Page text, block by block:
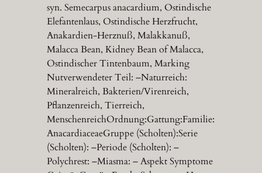
syn. Semecarpus anacardium, Ostindische
Elefantenlaus, Ostindische Herzfrucht,
Anakardien-Herznuß, Malakkanuß,
Malacca Bean, Kidney Bean of Malacca,
Ostindischer Tintenbaum, Marking
Nutverwendeter Teil: –Naturreich:
Mineralreich, Bakterien/Virenreich,
Pflanzenreich, Tierreich,
MenschenreichOrdnung:Gattung:Familie:
AnacardiaceaeGruppe (Scholten):Serie
(Scholten): –Periode (Scholten): –
Polychrest: –Miasma: – Aspekt Symptome